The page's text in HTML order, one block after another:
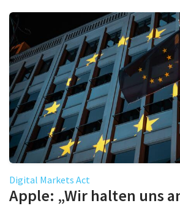
Digital Markets Act
Apple: „Wir halten uns